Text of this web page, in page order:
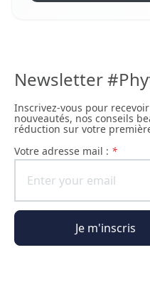
Newsletter
Inscrivez-vous pour
nouveautés, nos conseils
réduction sur votre
Votre adresse mail : *
Je m'inscris